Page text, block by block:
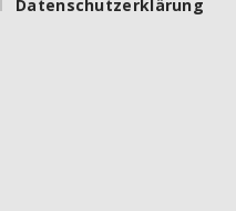
Datenschutzerklärung